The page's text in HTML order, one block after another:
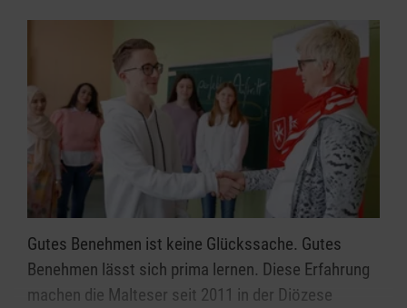
Gutes Benehmen ist keine Glückssache. Gutes
Benehmen lässt sich prima lernen. Diese Erfahrung
machen die Malteser seit 2011 in der Diözese